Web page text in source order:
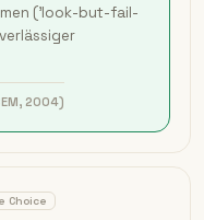
('look-but-fail-
2004)
Choice